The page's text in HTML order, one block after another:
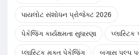
પાયલોટ સંશોધન પ્રોજેક્ટ 2026
પેકેજિંગ કાર્યક્ષમતા સુધારણા
પ્લાસ્ટિક મુક્ત પેકેજિંગ બગાસ પલ્પ